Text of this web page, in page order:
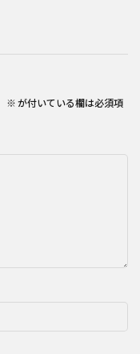
※ が付いている欄は必須項